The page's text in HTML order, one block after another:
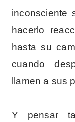
inconsciente
hacerlo
hasta su
cuando
llamen a sus
Y pensar